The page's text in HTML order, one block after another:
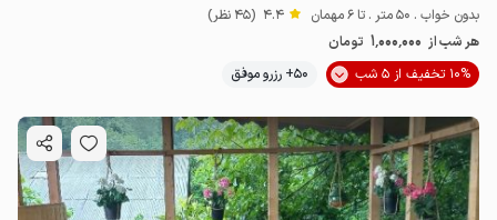
بدون خواب . 50 متر . تا 6 مهمان 4.4 (45 نظر)
هر شب از 1٬000٬000 تومان
10% تخفیف از 5 شب
50+ رزرو موفق